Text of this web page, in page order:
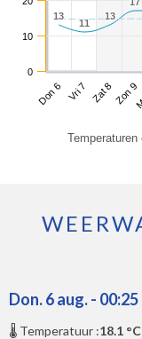
13
13
11
11
13
13
Don 6 Vri 7 Zat 8Zon 9
0
10
Temperaturen
Don. 6 aug. - 00:25
🌡️ Temperatuur :18.1 °C